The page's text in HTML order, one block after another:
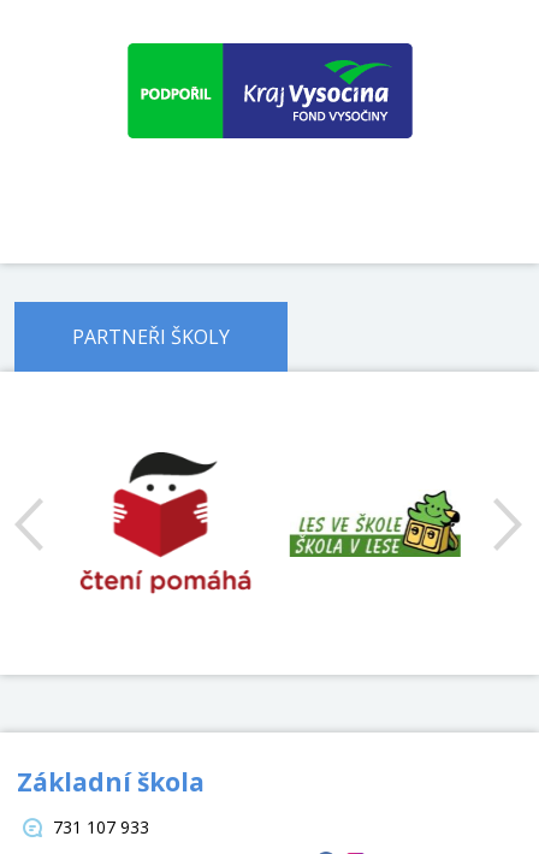
PARTNEŘI ŠKOLY
Základní škola
731 107 933